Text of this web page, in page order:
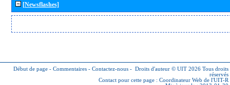
[Newsflashes]
Début de page - Commentaires - Contactez-nous - Droits d'auteur © UIT 2026 Tous droits
réservés
Contact pour cette page : Coordinateur Web de l'UIT-R